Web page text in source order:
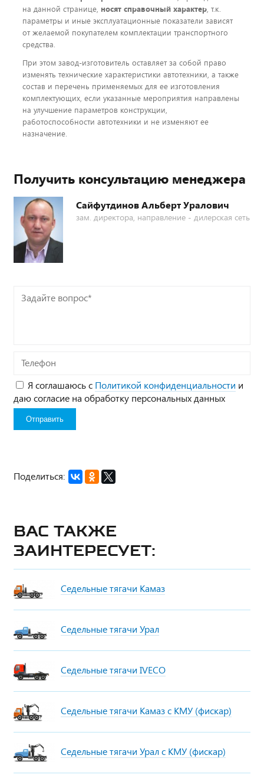
на данной странице, носят справочный характер, т.к.
параметры и иные эксплуатационные показатели зависят
от желаемой покупателем комплектации транспортного
средства.
При этом завод-изготовитель оставляет за собой право
изменять технические характеристики автотехники, а также
состав и перечень применяемых для ее изготовления
комплектующих, если указанные мероприятия направлены
на улучшение параметров конструкции,
работоспособности автотехники и не изменяют ее
назначение.
Получить консультацию менеджера
Сайфутдинов Альберт Уралович
зам. директора, направление - дилерская сеть
Задайте
вопрос*
Телефон
Я соглашаюсь с Политикой конфиденциальности и
даю согласие на обработку персональных данных
Поделиться:
Вас также
заинтересует:
Седельные тягачи Камаз
Седельные тягачи Урал
Седельные тягачи IVECO
Седельные тягачи Камаз с КМУ (фискар)
Седельные тягачи Урал с КМУ (фискар)